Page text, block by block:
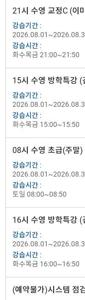
21시 수영 교정C (이
강습기간 :
강습시간 :
화수목금 21:00~21:50
15시 수영 방학특강 (
강습기간 :
강습시간 :
화수목금 15:00~15:50
08시 수영 초급(주말)
강습기간 :
강습시간 :
토일 08:00~08:50
16시 수영 방학특강 (
강습기간 :
강습시간 :
화수목금 16:00~16:50
(예약불가)시스템 점